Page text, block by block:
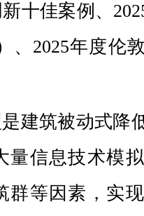
十佳案例、
、2025年度伦
筑被动式降
量信息技术模
群等因素，实